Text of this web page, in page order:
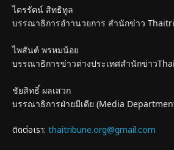
ไตรรัตน์ สิทธิทูล
บรรณาธิการอำานวยการ สำนักข่าว
ไพสันต์ พรหมน้อย
บรรณาธิการข่าวต่างประเทศสำนักข่าว
ชัยสิทธิ์ ผลเสวก
บรรณาธิการฝ่ายมีเดีย (Media
ติดต่อเรา: thaitribune.org@gmail.com